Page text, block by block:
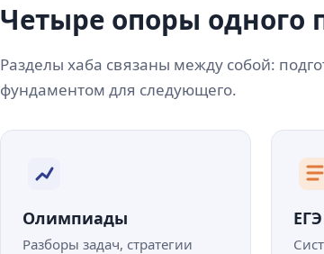
Четыре опоры одного
Разделы хаба связаны между собой:
фундаментом для следующего.
Олимпиады
Разборы задач, стратегии